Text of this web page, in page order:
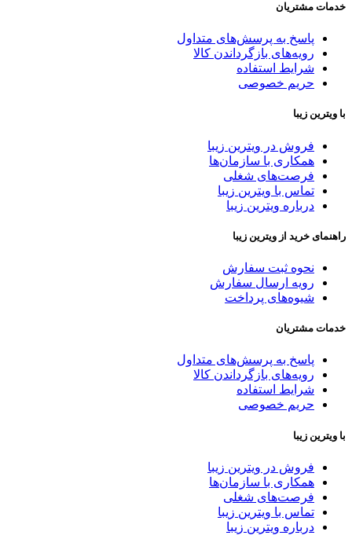
خدمات مشتریان
پاسخ به پرسش‌های متداول
رویه‌های بازگرداندن کالا
شرایط استفاده
حریم خصوصی
با ویترین زیبا
فروش در ویترین زیبا
همکاری با سازمان‌ها
فرصت‌های شغلی
تماس با ویترین زیبا
درباره ویترین زیبا
راهنمای خرید از ویترین زیبا
نحوه ثبت سفارش
رویه ارسال سفارش
شیوه‌های پرداخت
خدمات مشتریان
پاسخ به پرسش‌های متداول
رویه‌های بازگرداندن کالا
شرایط استفاده
حریم خصوصی
با ویترین زیبا
فروش در ویترین زیبا
همکاری با سازمان‌ها
فرصت‌های شغلی
تماس با ویترین زیبا
درباره ویترین زیبا